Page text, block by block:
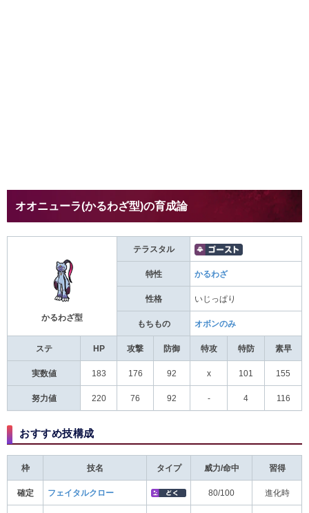
オオニューラ(かるわざ型)の育成論
かるわざ型
テラスタル
特性 かるわざ
性格 いじっぱり
もちもの オボンのみ
ステ HP 攻撃 防御 特攻 特防 素早
実数値 183 176 92 x 101 155
努力値 220 76 92 - 4 116
おすすめ技構成
枠 技名 タイプ 威力/命中 習得
確定 フェイタルクロー 80/100 進化時